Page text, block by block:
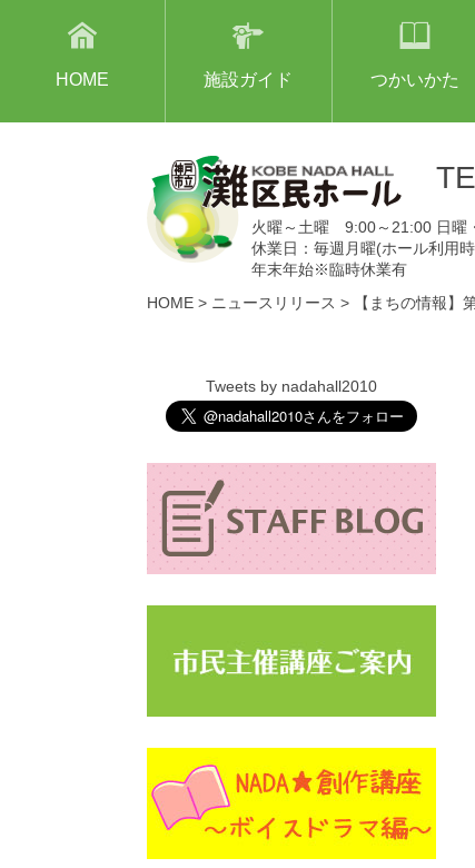
HOME 施設ガイド つかいかた
火曜～土曜 9:00～21:00 日
休業日：毎週月曜(ホール利用時
年末年始※臨時休業有
HOME > ニュースリリース > 【まちの情報
Tweets by nadahall2010